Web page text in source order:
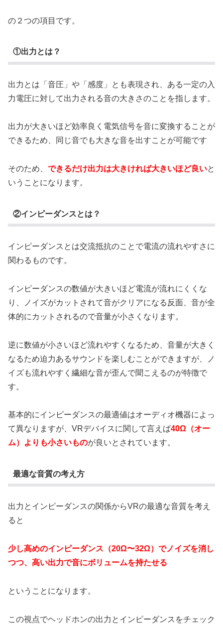
の２つの項目です。
①出力とは？
出力とは「音圧」や「感度」とも表現され、ある一定の入
力電圧に対して出力される音の大きさのことを指します。
出力が大きいほど効率良く電気信号を音に変換することが
できるため、同じ音でも大きな音を出すことが可能です
そのため、 できるだけ出力は大きければ大きいほど良いと
いうことになります。
②インピーダンスとは？
インピーダンスとは交流抵抗のことで電流の流れやすさに
関わるものです。
インピーダンスの数値が大きいほど電流が流れにくくな
り、ノイズがカットされて音がクリアになる反面、音が全
体的にカットされるので音量が小さくなります。
逆に数値が小さいほど流れやすくなるため、音量が大きく
なるため迫力あるサウンドを楽しむことができますが、ノ
イズも流れやすく繊細な音が歪んで聞こえるのが特徴で
す。
基本的にインピーダンスの最適値はオーディオ機器によっ
て異なりますが、VRデバイスに関して言えば40Ω（オー
ム）よりも小さいものが良いとされています。
最適な音質の考え方
出力とインピーダンスの関係からVRの最適な音質を考え
ると
少し高めのインピーダンス（20Ω〜32Ω）でノイズを消し
つつ、高い出力で音にボリュームを持たせる
ということになります。
この視点でヘッドホンの出力とインピーダンスをチェック